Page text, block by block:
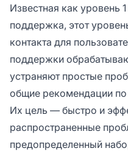
Известная как уровень
поддержка, этот
контакта для
поддержки
устраняют простые
общие рекомендации
Их цель — быстро и
распространенные
предопределенный